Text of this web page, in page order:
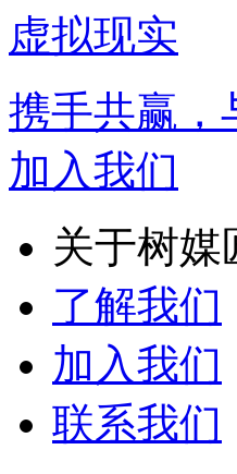
虚拟现实
携手共赢，
加入我们
关于树媒
了解我们
加入我们
联系我们